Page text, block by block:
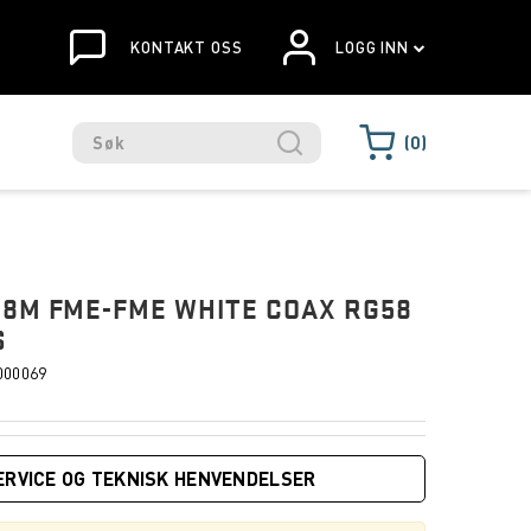
KONTAKT OSS LOGG INN
0
FME-FME WHITE COAX RG58
OG TEKNISK HENVENDELSER